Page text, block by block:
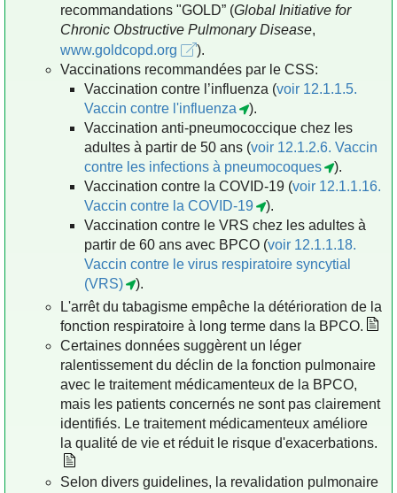
recommandations "GOLD” (Global Initiative for
Chronic Obstructive Pulmonary Disease,
www.goldcopd.org
).
Vaccinations recommandées par le CSS:
Vaccination contre l’influenza (voir 12.1.1.5.
Vaccin contre l'influenza
).
Vaccination anti-pneumococcique chez les
adultes à partir de 50 ans (voir 12.1.2.6. Vaccin
contre les infections à pneumocoques
).
Vaccination contre la COVID-19 (voir 12.1.1.16.
Vaccin contre la COVID-19
).
Vaccination contre le VRS chez les adultes à
partir de 60 ans avec BPCO (voir 12.1.1.18.
Vaccin contre le virus respiratoire syncytial
(VRS)
).
L'arrêt du tabagisme empêche la détérioration de la
fonction respiratoire à long terme dans la BPCO.
Certaines données suggèrent un léger
ralentissement du déclin de la fonction pulmonaire
avec le traitement médicamenteux de la BPCO,
mais les patients concernés ne sont pas clairement
identifiés. Le traitement médicamenteux améliore
la qualité de vie et réduit le risque d'exacerbations.
Selon divers guidelines, la revalidation pulmonaire